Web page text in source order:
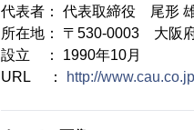
代表者： 代表取締役 尾形
所在地： 〒530-0003 大阪
設立 ： 1990年10月
URL ：
http://